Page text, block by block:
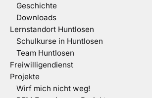
Geschichte
Downloads
Lernstandort Huntlosen
Schulkurse in Huntlosen
Team Huntlosen
Freiwilligendienst
Projekte
Wirf mich nicht weg!